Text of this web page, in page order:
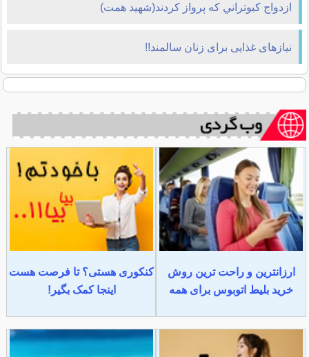
ازدواج کبوتراني که پرواز کردند(شهید همت)
نیازهای غذایی برای زنان سالمند!!
ارزانترین و راحت ترین روش
خرید بلیط اتوبوس برای همه
کنکوری هستی؟ تا فرصت هست
اینجا کمک بگیر!